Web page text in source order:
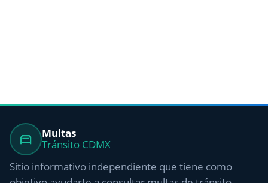
Multas
Tránsito CDMX
Sitio informativo independiente que tiene como